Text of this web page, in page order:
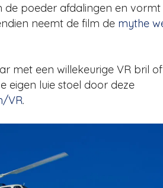
de poeder afdalingen en vormt
neemt de film de mythe
met een willekeurige VR bril
eigen luie stoel door deze
VR.